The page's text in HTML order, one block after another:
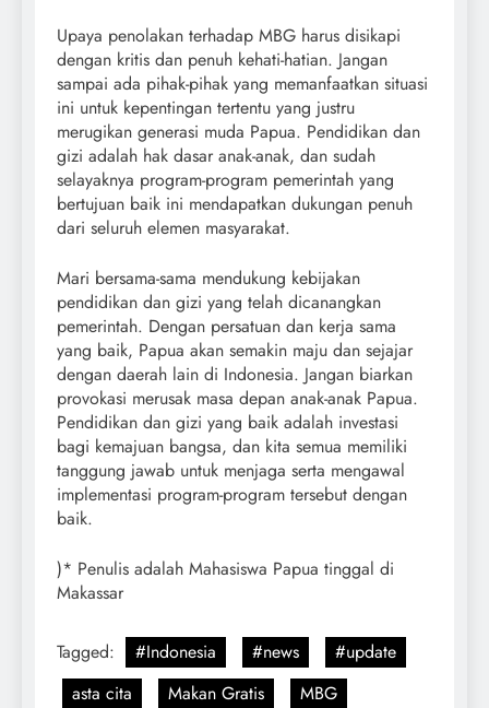
Upaya penolakan terhadap MBG harus disikapi
dengan kritis dan penuh kehati-hatian. Jangan
sampai ada pihak-pihak yang memanfaatkan situasi
ini untuk kepentingan tertentu yang justru
merugikan generasi muda Papua. Pendidikan dan
gizi adalah hak dasar anak-anak, dan sudah
selayaknya program-program pemerintah yang
bertujuan baik ini mendapatkan dukungan penuh
dari seluruh elemen masyarakat.
Mari bersama-sama mendukung kebijakan
pendidikan dan gizi yang telah dicanangkan
pemerintah. Dengan persatuan dan kerja sama
yang baik, Papua akan semakin maju dan sejajar
dengan daerah lain di Indonesia. Jangan biarkan
provokasi merusak masa depan anak-anak Papua.
Pendidikan dan gizi yang baik adalah investasi
bagi kemajuan bangsa, dan kita semua memiliki
tanggung jawab untuk menjaga serta mengawal
implementasi program-program tersebut dengan
baik.
)* Penulis adalah Mahasiswa Papua tinggal di
Makassar
Tagged: #Indonesia #news
#update
asta cita
Makan Gratis
MBG